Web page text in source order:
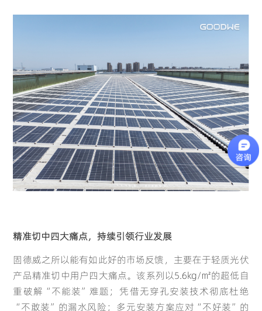
Deutsch
Germany
Français
French
(Latam)
Spain
Portugal
精准切中四大痛点，持续引领行业发展
固德威之所以能有如此好的市场反馈，主要在于轻质光伏
产品精准切中用户四大痛点。该系列以5.6kg/㎡的超低自
重破解“不能装”难题；凭借无穿孔安装技术彻底杜绝
“不敢装”的漏水风险；多元安装方案应对“不好装”的